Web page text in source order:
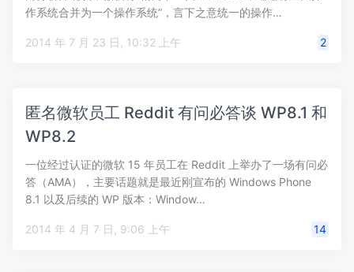
作系统合并为一个操作系统”，言下之意统一的操作…
2014 年 7 月 23 日, 10:32 上午 2
匿名微软员工 Reddit 有问必答谈 WP8.1 和
WP8.2
一位经过认证的微软 15 年员工在 Reddit 上举办了一场有问必
答（AMA），主要话题就是最近刚宣布的 Windows Phone
8.1 以及后续的 WP 版本：Window…
2014 年 4 月 7 日, 9:06 上午 14